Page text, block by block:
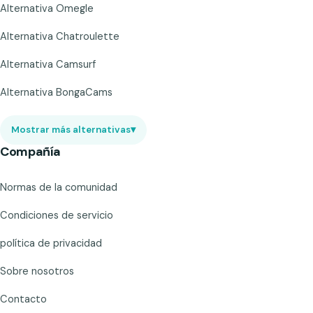
Alternativa Omegle
Alternativa Chatroulette
Alternativa Camsurf
Alternativa BongaCams
Mostrar más alternativas▾
Compañía
Normas de la comunidad
Condiciones de servicio
política de privacidad
Sobre nosotros
Contacto